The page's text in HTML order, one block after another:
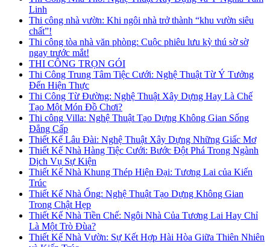
Linh
Thi công nhà vườn: Khi ngôi nhà trở thành “khu vườn siêu
chất”!
Thi công tòa nhà văn phòng: Cuộc phiêu lưu kỳ thú sờ sờ
ngay trước mắt!
THI CÔNG TRỌN GÓI
Thi Công Trung Tâm Tiệc Cưới: Nghệ Thuật Từ Ý Tưởng
Đến Hiện Thực
Thi Công Từ Đường: Nghệ Thuật Xây Dựng Hay Là Chế
Tạo Một Món Đồ Chơi?
Thi công Villa: Nghệ Thuật Tạo Dựng Không Gian Sống
Đẳng Cấp
Thiết Kế Lâu Đài: Nghệ Thuật Xây Dựng Những Giấc Mơ
Thiết Kế Nhà Hàng Tiệc Cưới: Bước Đột Phá Trong Ngành
Dịch Vụ Sự Kiện
Thiết Kế Nhà Khung Thép Hiện Đại: Tương Lai của Kiến
Trúc
Thiết Kế Nhà Ống: Nghệ Thuật Tạo Dựng Không Gian
Trong Chật Hẹp
Thiết Kế Nhà Tiền Chế: Ngôi Nhà Của Tương Lai Hay Chỉ
Là Một Trò Đùa?
Thiết Kế Nhà Vườn: Sự Kết Hợp Hài Hòa Giữa Thiên Nhiên